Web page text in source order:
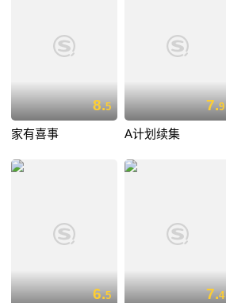
8.5
家有喜事
7.9
A计划续集
6.5 7.4